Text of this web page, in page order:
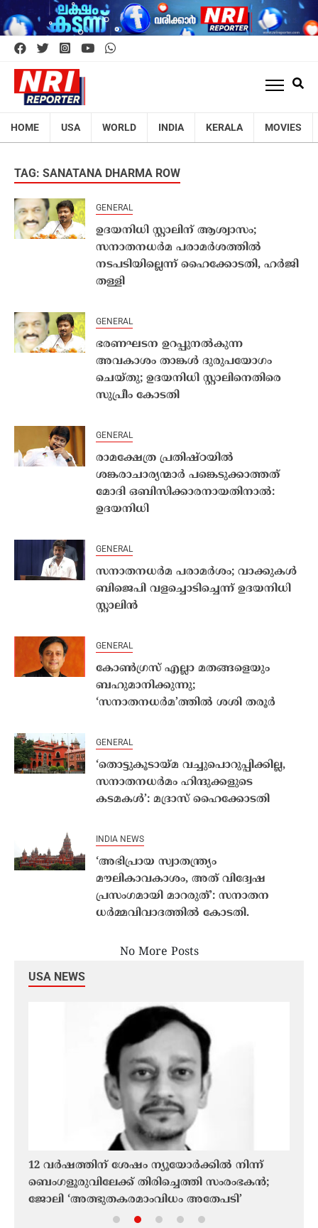
HOME USA WORLD INDIA KERALA MOVIES
TAG: SANATANA DHARMA ROW
GENERAL
ഉദയനിധി സ്റ്റാലിന് ആശ്വാസം;
സനാതനധർമ പരാമർശത്തില്‍
നടപടിയില്ലെന്ന് ഹൈക്കോടതി, ഹർജി
തള്ളി
GENERAL
ഭരണഘടന ഉറപ്പുനൽകുന്ന
അവകാശം താങ്കൾ ദുരുപയോഗം
ചെയ്തു; ഉദയനിധി സ്റ്റാലിനെതിരെ
സുപ്രീം കോടതി
GENERAL
രാമക്ഷേത്ര പ്രതിഷ്ഠയിൽ
ശങ്കരാചാര്യന്മാർ പങ്കെടുക്കാത്തത്
മോദി ഒബിസിക്കാരനായതിനാൽ:
ഉദയനിധി
GENERAL
സനാതനധർമ പരാമർശം; വാക്കുകൾ
ബിജെപി വളച്ചൊടിച്ചെന്ന് ഉദയനിധി
സ്റ്റാലിൻ
GENERAL
കോൺഗ്രസ് എല്ലാ മതങ്ങളെയും
ബഹുമാനിക്കുന്നു;
‘സനാതനധർമ’ത്തിൽ ശശി തരൂർ
GENERAL
‘തൊട്ടുകൂടായ്മ വച്ചുപൊറുപ്പിക്കില്ല,
സനാതനധർമം ഹിന്ദുക്കളുടെ
കടമകൾ’: മദ്രാസ് ഹൈക്കോടതി
INDIA NEWS
‘അഭിപ്രായ സ്വാതന്ത്ര്യം
മൗലികാവകാശം, അത് വിദ്വേഷ
പ്രസംഗമായി മാറരുത്’: സനാതന
ധര്‍മ്മവിവാദത്തില്‍ കോടതി.
No More Posts
USA NEWS
12 വർഷത്തിന് ശേഷം ന്യൂയോർക്കിൽ നിന്ന്
ബെംഗളൂരുവിലേക്ക് തിരിച്ചെത്തി സംരംഭകൻ;
ജോലി ‘അത്ഭുതകരമാംവിധം അതേപടി’